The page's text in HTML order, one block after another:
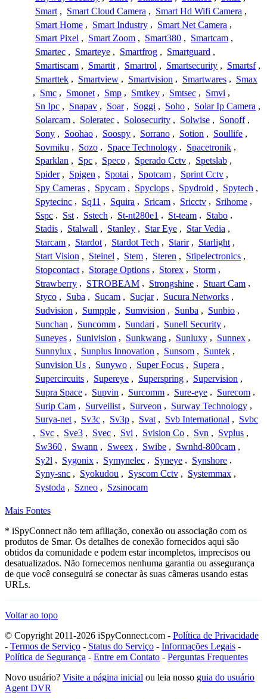
Smart , Smart Cloud Camera , Smart Hd Wifi Camera ,
Smart Home , Smart Industry , Smart Net Camera ,
Smart Pixel , Smart Zoom , Smart380 , Smartcam ,
Smartec , Smarteye , Smartfrog , Smartguard ,
Smartiscam , Smartit , Smartrol , Smartsecurity , Smartsf ,
Smarttek , Smartview , Smartvision , Smartwares , Smax
, Smc , Smonet , Smp , Smtkey , Smtsec , Smvi ,
Sn Ipc , Snapav , Soar , Soggi , Soho , Solar Ip Camera ,
Solarcam , Soleratec , Solosecurity , Solwise , Sonoff ,
Sony , Soohao , Soospy , Sorrano , Sotion , Soullife ,
Sovmiku , Sozo , Space Technology , Spacetronik ,
Sparklan , Spc , Speco , Sperado Cctv , Spetslab ,
Spider , Spigen , Spotai , Spotcam , Sprint Cctv ,
Spy Cameras , Spycam , Spyclops , Spydroid , Spytech ,
Spytecinc , Sq11 , Squira , Sricam , Sricctv , Srihome ,
Sspc , Sst , Sstech , St-nt280e1 , St-team , Stabo ,
Stadis , Stalwall , Stanley , Star Eye , Star Vedia ,
Starcam , Stardot , Stardot Tech , Starir , Starlight ,
Start Vision , Steinel , Stem , Steren , Stipelectronics ,
Stopcontact , Storage Options , Storex , Storm ,
Strawberry , STROBEAM , Strongshine , Stuart Cam ,
Styco , Suba , Sucam , Sucjar , Sucura Networks ,
Sudvision , Sumpple , Sumvision , Sunba , Sunbio ,
Sunchan , Suncomm , Sundari , Sunell Security ,
Suneyes , Sunivision , Sunkwang , Sunluxy , Sunnex ,
Sunnylux , Sunplus Innovation , Sunsom , Suntek ,
Sunvision Us , Sunywo , Super Focus , Supera ,
Supercircuits , Supereye , Superspring , Supervision ,
Supra Space , Supvin , Surcomm , Sure-eye , Surecom ,
Surip Cam , Surveilist , Surveon , Surway Technology ,
Surya-net , Sv3c , Sv3p , Svat , Svb International , Svbc
, Svc , Sve3 , Svec , Svi , Svision Co , Svn , Svplus ,
Sw360 , Swann , Sweex , Swibe , Swnhd-800cam ,
Sy2l , Sygonix , Symynelec , Syneye , Synshore ,
Syny-snc , Syokudou , Syscom Cctv , Systemmax ,
Systoda , Szneo , Szsinocam
Mais Fontes
* iSpyConnect não tem afiliação, conexão ou associação com os
produtos de Smar. Os detalhes de conexão fornecidos aqui são
obtidos da comunidade e podem estar incompletos, imprecisos ou
desatualizados. Não fornecemos nenhuma garantia ou assegurança
de que você conseguirá se conectar às suas câmeras usando estas
URLs.
Voltar ao topo
© Copyright 2011-2026 iSpyConnect.com - Política de Privacidade
- Termos de Serviço - Status do Serviço - Informações Legais -
Política de Segurança - Entre em Contato - Perguntas Frequentes
Novo usuário? Visite a página inicial ou leia nosso guia do usuário
Agent DVR